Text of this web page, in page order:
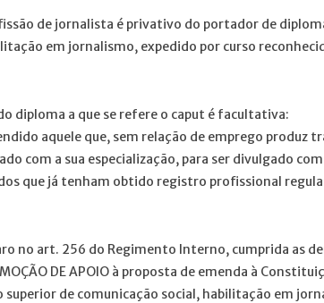
de jornalista é privativo do portador de
em jornalismo, expedido por curso
diploma a que se refere o caput é facultativa:
aquele que, sem relação de emprego produz
com a sua especialização, para ser divulgado
que já tenham obtido registro profissional
no art. 256 do Regimento Interno, cumprida as
DE APOIO à proposta de emenda à
superior de comunicação social, habilitação em